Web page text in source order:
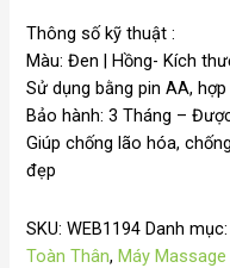
Thông số kỹ thuật :
Màu: Đen | Hồng- Kích
Sử dụng bằng pin AA,
Bảo hành: 3 Tháng –
Giúp chống lão hóa,
đẹp
SKU:WEB1194 Danh
Toàn Thân,Máy